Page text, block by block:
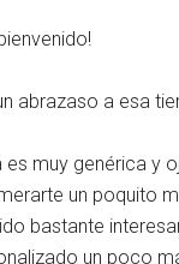
abrazaso a esa
es muy genérica y
un poquito
bastante
un poco